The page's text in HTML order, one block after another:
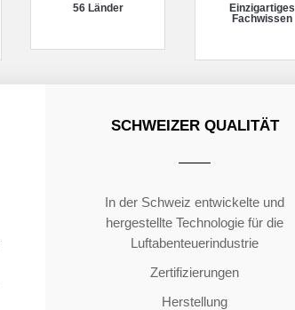
56 Länder
Einzigartiges
Fachwissen
SCHWEIZER QUALITÄT
In der Schweiz entwickelte und
hergestellte Technologie für die
Luftabenteuerindustrie
Zertifizierungen
Herstellung